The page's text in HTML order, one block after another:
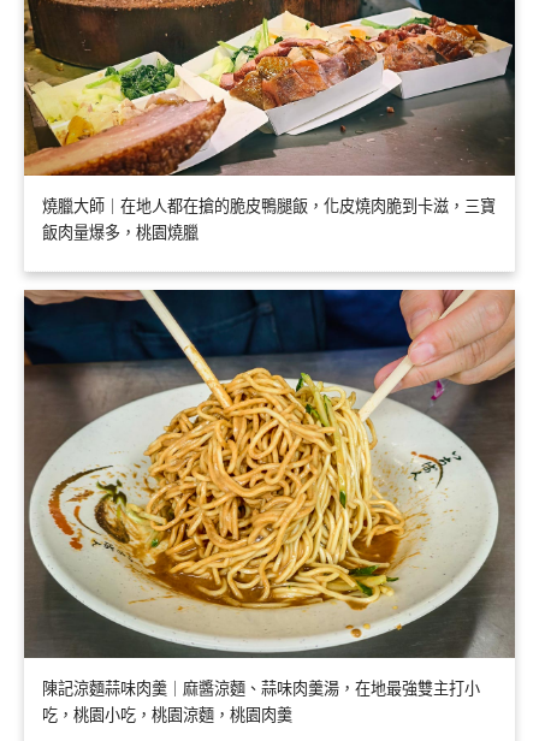
燒臘大師｜在地人都在搶的脆皮鴨腿飯，化皮燒肉脆到卡滋，三寶
飯肉量爆多，桃園燒臘
陳記涼麵蒜味肉羹｜麻醬涼麵、蒜味肉羹湯，在地最強雙主打小
吃，桃園小吃，桃園涼麵，桃園肉羹